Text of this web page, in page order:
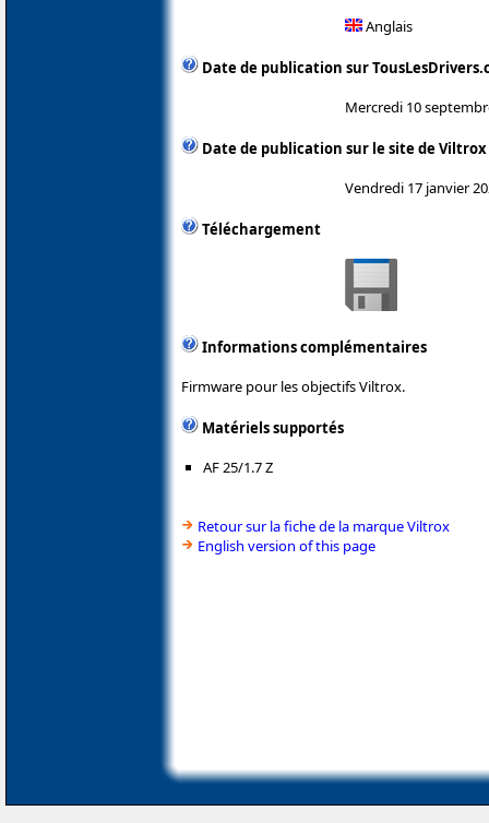
Anglais
Date de publication sur
Mercredi 10
Date de publication sur le site de Viltrox
Vendredi 17 janvier
Téléchargement
Informations complémentaires
Firmware pour les objectifs Viltrox.
Matériels supportés
AF 25/1.7 Z
Retour sur la fiche de la marque Viltrox
English version of this page